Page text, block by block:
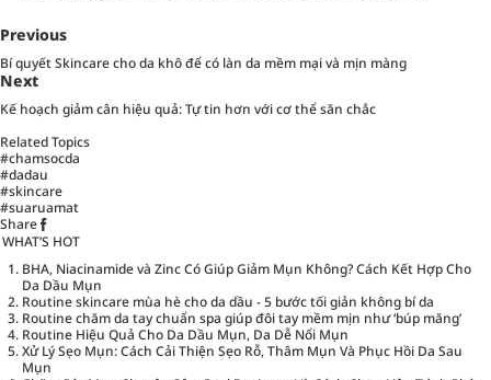
Previous
Bí quyết Skincare cho da khô để có làn da mềm mại và mịn màng
Next
Kế hoạch giảm cân hiệu quả: Tự tin hơn với cơ thể săn chắc
Related Topics
#chamsocda
#dadau
#skincare
#suaruamat
Share
WHAT’S HOT
BHA, Niacinamide và Zinc Có Giúp Giảm Mụn Không? Cách Kết Hợp Cho
Da Dầu Mụn
Routine skincare mùa hè cho da dầu - 5 bước tối giản không bí da
Routine chăm da tay chuẩn spa giúp đôi tay mềm mịn như ‘búp măng’
Routine Hiệu Quả Cho Da Dầu Mụn, Da Dễ Nổi Mụn
Xử Lý Sẹo Mụn: Cách Cải Thiện Sẹo Rỗ, Thâm Mụn Và Phục Hồi Da Sau
Mụn